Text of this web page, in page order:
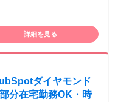
APIや非同期処理に関す
デザインツール使用経験
る方も派遣チャレンジでき
することもできます。
詳細を見る
ダイヤモンド
分在宅勤務OK・時